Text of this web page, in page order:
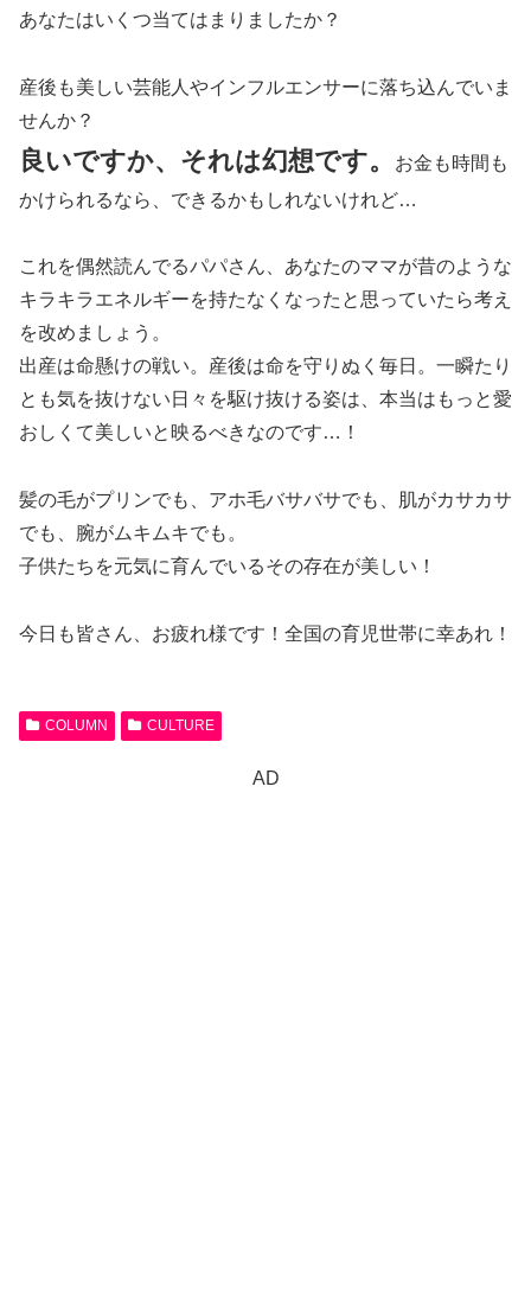
あなたはいくつ当てはまりましたか？
産後も美しい芸能人やインフルエンサーに落ち込んでいま
せんか？
良いですか、それは幻想です。
お金も時間も
かけられるなら、できるかもしれないけれど…
これを偶然読んでるパパさん、あなたのママが昔のような
キラキラエネルギーを持たなくなったと思っていたら考え
を改めましょう。
出産は命懸けの戦い。産後は命を守りぬく毎日。一瞬たり
とも気を抜けない日々を駆け抜ける姿は、本当はもっと愛
おしくて美しいと映るべきなのです…！
髪の毛がプリンでも、アホ毛バサバサでも、肌がカサカサ
でも、腕がムキムキでも。
子供たちを元気に育んでいるその存在が美しい！
今日も皆さん、お疲れ様です！全国の育児世帯に幸あれ！
COLUMN CULTURE
AD